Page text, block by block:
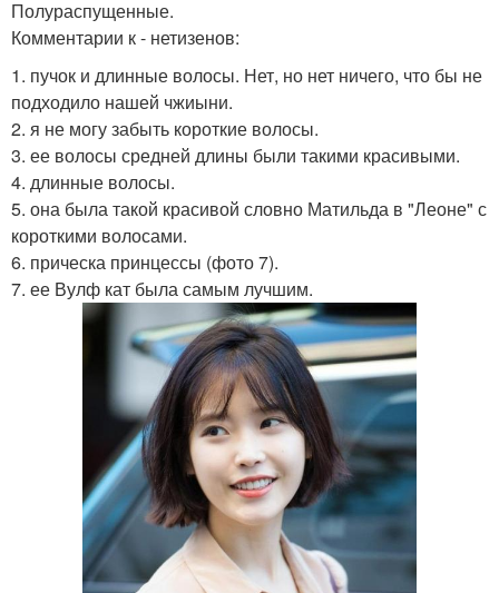
Полураспущенные.
Комментарии к - нетизенов:
1. пучок и длинные волосы. Нет, но нет ничего, что бы не
подходило нашей чжиыни.
2. я не могу забыть короткие волосы.
3. ее волосы средней длины были такими красивыми.
4. длинные волосы.
5. она была такой красивой словно Матильда в "Леоне" с
короткими волосами.
6. прическа принцессы (фото 7).
7. ее Вулф кат была самым лучшим.